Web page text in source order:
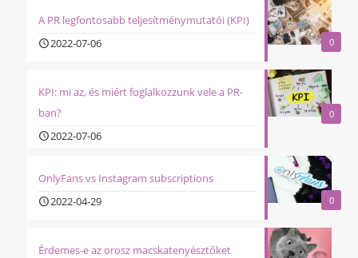
0
A PR legfontosabb teljesítménymutatói (KPI)
2022-07-06
0
KPI: mi az, és miért foglalkozzunk vele a PR-
ban?
2022-07-06
0
OnlyFans vs Instagram subscriptions
2022-04-29
Érdemes-e az orosz macskatenyésztőket